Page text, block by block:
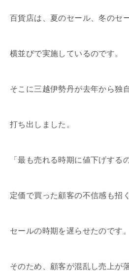
百貨店は、夏のセール、冬のセ
横並びで実施しているのです。
そこに三越伊勢丹が去年から独
打ち出しました。
「最も売れる時期に値下げする
定価で買った顧客の不信感も招
セールの時期を遅らせたのです。
そのため、顧客が混乱し売上が